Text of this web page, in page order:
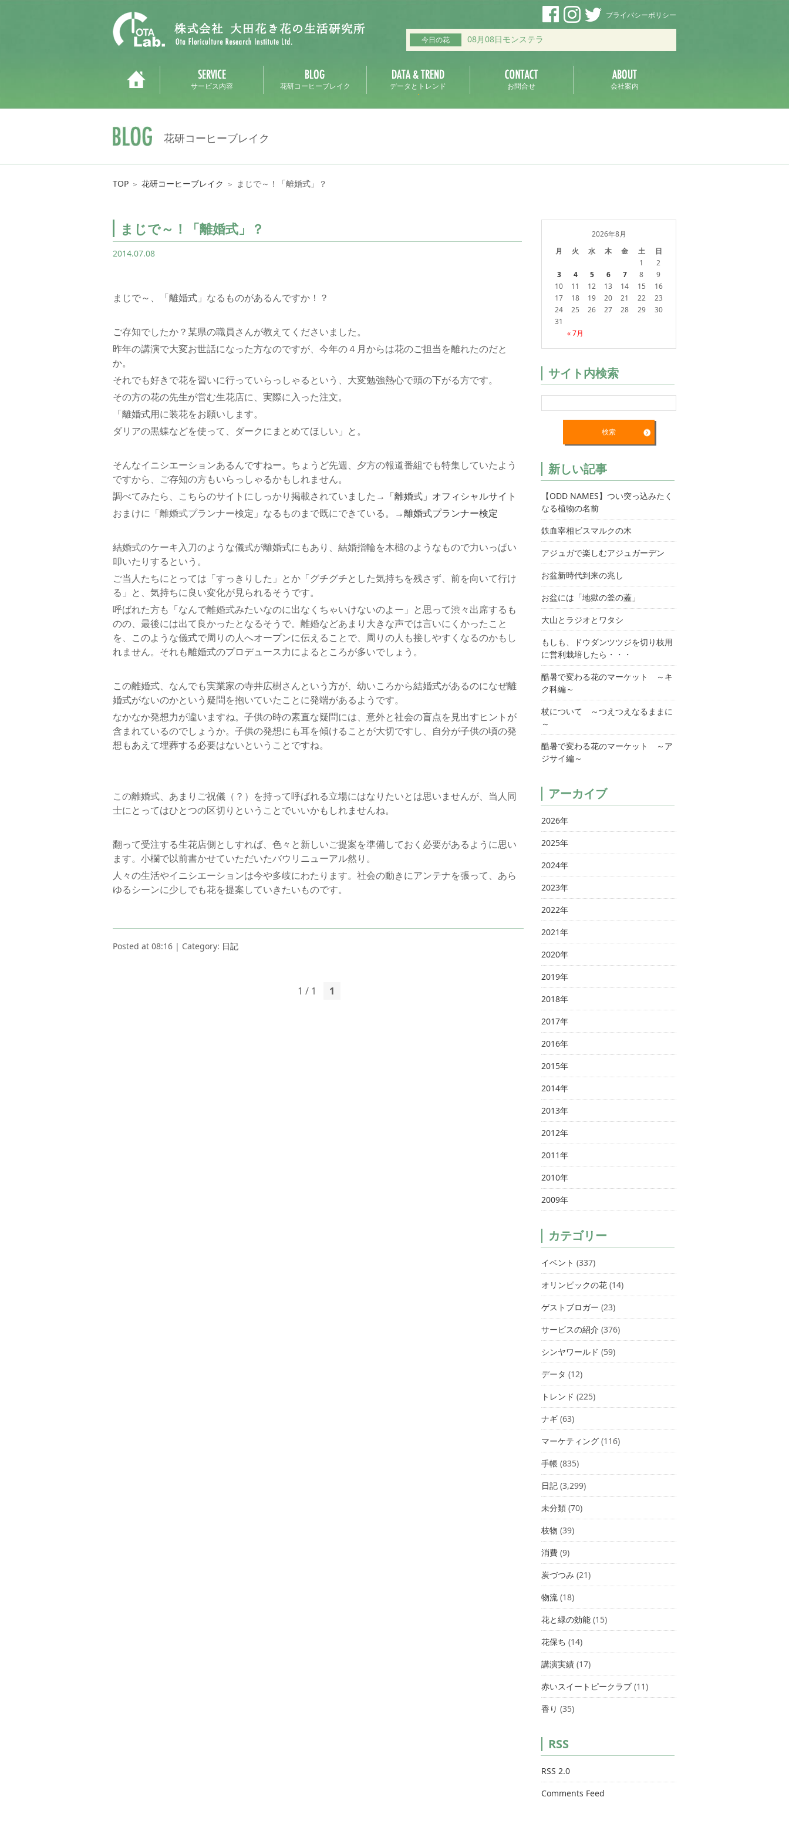
プライバシーポリシー
今日の花 08月08日モンステラ
サービス内容 花研コーヒーブレイク データとトレンド お問合せ 会社案内
花研コーヒーブレイク
TOP ＞ 花研コーヒーブレイク ＞ まじで～！「離婚式」？
まじで～！「離婚式」？
2014.07.08
まじで～、「離婚式」なるものがあるんですか！？
ご存知でしたか？某県の職員さんが教えてくださいました。
昨年の講演で大変お世話になった方なのですが、今年の４月からは花のご担当を離れたのだと
か。
それでも好きで花を習いに行っていらっしゃるという、大変勉強熱心で頭の下がる方です。
その方の花の先生が営む生花店に、実際に入った注文。
「離婚式用に装花をお願いします。
ダリアの黒蝶などを使って、ダークにまとめてほしい」と。
そんなイニシエーションあるんですねー。ちょうど先週、夕方の報道番組でも特集していたよう
ですから、ご存知の方もいらっしゃるかもしれません。
調べてみたら、こちらのサイトにしっかり掲載されていました→ 「離婚式」オフィシャルサイト
おまけに「離婚式プランナー検定」なるものまで既にできている。→離婚式プランナー検定
結婚式のケーキ入刀のような儀式が離婚式にもあり、結婚指輪を木槌のようなもので力いっぱい
叩いたりするという。
ご当人たちにとっては「すっきりした」とか「グチグチとした気持ちを残さず、前を向いて行け
る」と、気持ちに良い変化が見られるそうです。
呼ばれた方も「なんで離婚式みたいなのに出なくちゃいけないのよー」と思って渋々出席するも
のの、最後には出て良かったとなるそうで。離婚などあまり大きな声では言いにくかったこと
を、このような儀式で周りの人へオープンに伝えることで、周りの人も接しやすくなるのかもし
れません。それも離婚式のプロデュース力によるところが多いでしょう。
この離婚式、なんでも実業家の寺井広樹さんという方が、幼いころから結婚式があるのになぜ離
婚式がないのかという疑問を抱いていたことに発端があるようです。
なかなか発想力が違いますね。子供の時の素直な疑問には、意外と社会の盲点を見出すヒントが
含まれているのでしょうか。子供の発想にも耳を傾けることが大切ですし、自分が子供の頃の発
想もあえて埋葬する必要はないということですね。
この離婚式、あまりご祝儀（？）を持って呼ばれる立場にはなりたいとは思いませんが、当人同
士にとってはひとつの区切りということでいいかもしれませんね。
翻って受注する生花店側としすれば、色々と新しいご提案を準備しておく必要があるように思い
ます。小欄で以前書かせていただいたバウリニューアル然り。
人々の生活やイニシエーションは今や多岐にわたります。社会の動きにアンテナを張って、あら
ゆるシーンに少しでも花を提案していきたいものです。
Posted at 08:16 | Category: 日記
1 / 1 1
2026年8月
月
火 水 木 金 土 日
« 7月
1
2
3
4 5 6 7 8
9
10
11 12 13 14 15
16
17
18 19 20 21 22
23
24
25 26 27 28 29
30
31
サイト内検索
新しい記事
【ODD NAMES】つい突っ込みたく
なる植物の名前
鉄血宰相ビスマルクの木
アジュガで楽しむアジュガーデン
お盆新時代到来の兆し
お盆には「地獄の釜の蓋」
大山とラジオとワタシ
もしも、ドウダンツツジを切り枝用
に営利栽培したら・・・
酷暑で変わる花のマーケット ～キ
ク科編～
杖について ～つえつえなるままに
～
酷暑で変わる花のマーケット ～ア
ジサイ編～
アーカイブ
2026年
2025年
2024年
2023年
2022年
2021年
2020年
2019年
2018年
2017年
2016年
2015年
2014年
2013年
2012年
2011年
2010年
2009年
カテゴリー
イベント (337)
オリンピックの花 (14)
ゲストブロガー (23)
サービスの紹介 (376)
シンヤワールド (59)
データ (12)
トレンド (225)
ナギ (63)
マーケティング (116)
手帳 (835)
日記 (3,299)
未分類 (70)
枝物 (39)
消費 (9)
炭づつみ (21)
物流 (18)
花と緑の効能 (15)
花保ち (14)
講演実績 (17)
赤いスイートピークラブ (11)
香り (35)
RSS
RSS 2.0
Comments Feed